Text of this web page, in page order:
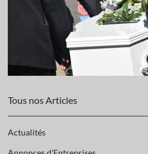
Tous nos Articles
Actualités